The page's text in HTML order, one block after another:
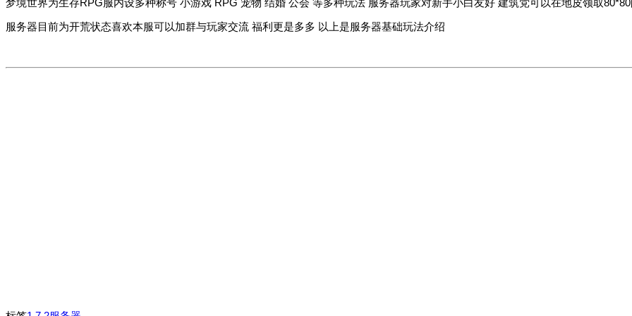
服务器目前为开荒状态喜欢本服可以加群与玩家交流 福利更是多多 以上是服务器基础玩法介绍